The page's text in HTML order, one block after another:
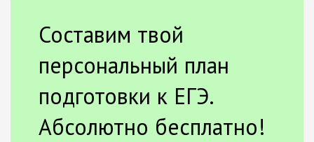
Составим твой
персональный план
подготовки к ЕГЭ.
Абсолютно бесплатно!